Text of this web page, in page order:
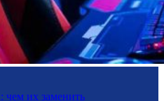
их заменить